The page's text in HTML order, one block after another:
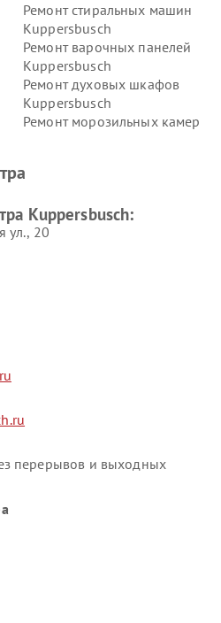
Ремонт стиральных машин
Kuppersbusch
Ремонт варочных панелей
Kuppersbusch
Ремонт духовых шкафов
Kuppersbusch
Ремонт морозильных камер
вакуумных упаковщиков
Kuppersbusch:
ул., 20
перерывов и выходных